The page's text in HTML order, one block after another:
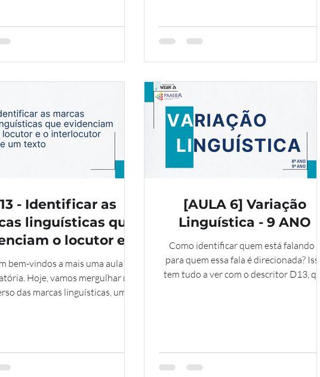
tratando do mesmo assunto.
- Identificar as
linguísticas que
o locutor e o
de um texto
- 9 ano
bem-vindos a mais uma aula
Hoje, vamos mergulhar no
das marcas linguísticas, um
que evidenciam o locutor e o
interlocutor de um texto.
[AULA 6] Variação
Linguística - 9 ANO
Como identificar quem está falando e
para quem essa fala é direcionada? Isso
tem tudo a ver com o descritor D13, que